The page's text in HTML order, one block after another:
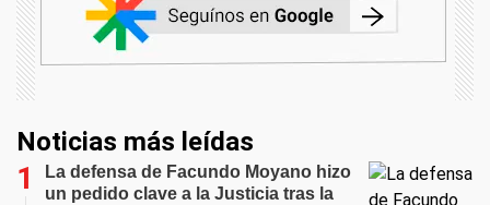
Noticias más leídas
La defensa de Facundo Moyano hizo
un pedido clave a la Justicia tras la